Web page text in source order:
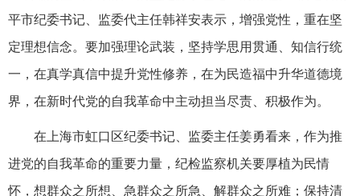
平市纪委书记、监委代主任韩祥安表示，增强党性，重在坚
定理想信念。要加强理论武装，坚持学思用贯通、知信行统
一，在真学真信中提升党性修养，在为民造福中升华道德境
界，在新时代党的自我革命中主动担当尽责、积极作为。
在上海市虹口区纪委书记、监委主任姜勇看来，作为推
进党的自我革命的重要力量，纪检监察机关要厚植为民情
怀，想群众之所想、急群众之所急、解群众之所难；保持清